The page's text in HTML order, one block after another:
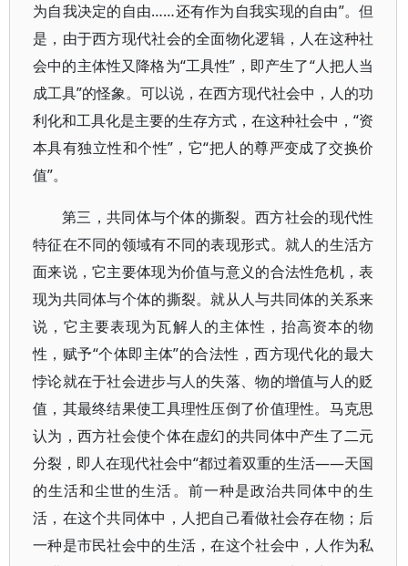
为自我决定的自由……还有作为自我实现的自由”。但
是，由于西方现代社会的全面物化逻辑，人在这种社
会中的主体性又降格为“工具性”，即产生了“人把人当
成工具”的怪象。可以说，在西方现代社会中，人的功
利化和工具化是主要的生存方式，在这种社会中，“资
本具有独立性和个性”，它“把人的尊严变成了交换价
值”。
第三，共同体与个体的撕裂。西方社会的现代性
特征在不同的领域有不同的表现形式。就人的生活方
面来说，它主要体现为价值与意义的合法性危机，表
现为共同体与个体的撕裂。就从人与共同体的关系来
说，它主要表现为瓦解人的主体性，抬高资本的物
性，赋予“个体即主体”的合法性，西方现代化的最大
悖论就在于社会进步与人的失落、物的增值与人的贬
值，其最终结果使工具理性压倒了价值理性。马克思
认为，西方社会使个体在虚幻的共同体中产生了二元
分裂，即人在现代社会中“都过着双重的生活——天国
的生活和尘世的生活。前一种是政治共同体中的生
活，在这个共同体中，人把自己看做社会存在物；后
一种是市民社会中的生活，在这个社会中，人作为私